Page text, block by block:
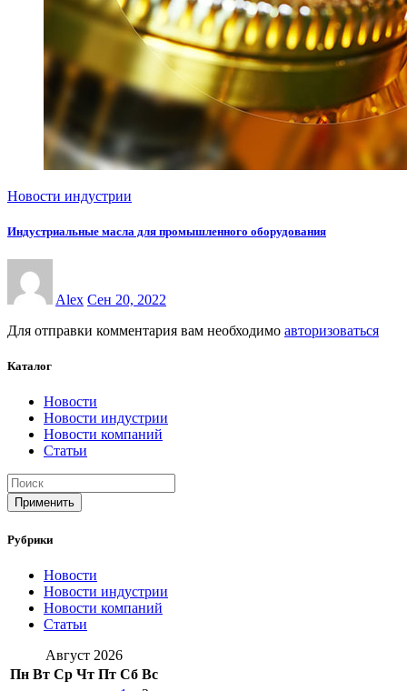
Новости индустрии
Индустриальные масла для промышленного оборудования
Alex Сен 20, 2022
Для отправки комментария вам необходимо авторизоваться
Каталог
Новости
Новости индустрии
Новости компаний
Статьи
Применить
Рубрики
Новости
Новости индустрии
Новости компаний
Статьи
Август 2026
Пн Вт Ср Чт Пт Сб Вс